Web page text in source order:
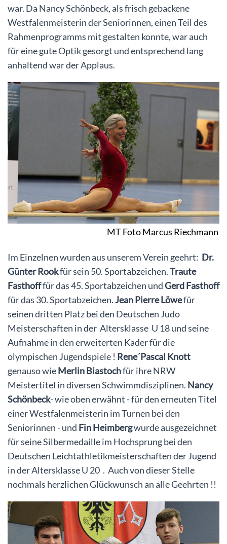
war. Da Nancy Schönbeck, als frisch gebackene
Westfalenmeisterin der Seniorinnen, einen Teil des
Rahmenprogramms mit gestalten konnte, war auch
für eine gute Optik gesorgt und entsprechend lang
anhaltend war der Applaus.
MT Foto Marcus Riechmann
Im Einzelnen wurden aus unserem Verein geehrt: Dr.
Günter Rookfür sein 50. Sportabzeichen.Traute
Fasthofffür das 45. Sportabzeichen undGerd Fasthoff
für das 30. Sportabzeichen.Jean Pierre Löwefür
seinen dritten Platz bei den Deutschen Judo
Meisterschaften in der Altersklasse U 18 und seine
Aufnahme in den erweiterten Kader für die
olympischen Jugendspiele ! Rene´Pascal Knott
genauso wieMerlin Biastochfür ihre NRW
Meistertitel in diversen Schwimmdisziplinen. Nancy
Schönbeck- wie oben erwähnt - für den erneuten Titel
einer Westfalenmeisterin im Turnen bei den
Seniorinnen - und Fin Heimbergwurde ausgezeichnet
für seine Silbermedaille im Hochsprung bei den
Deutschen Leichtathletikmeisterschaften der Jugend
in der Altersklasse U 20 . Auch von dieser Stelle
nochmals herzlichen Glückwunsch an alle Geehrten !!